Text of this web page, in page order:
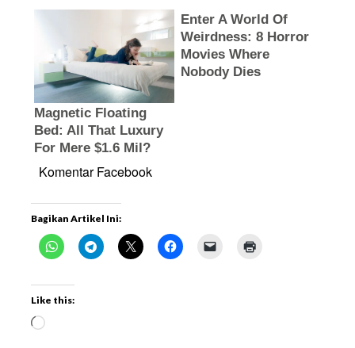
Komentar Facebook
Bagikan Artikel Ini:
Like this: